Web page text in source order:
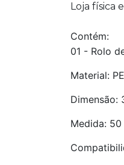
Loja física
Contém:
01 - Rolo
Material:
Dimensão:
Medida: